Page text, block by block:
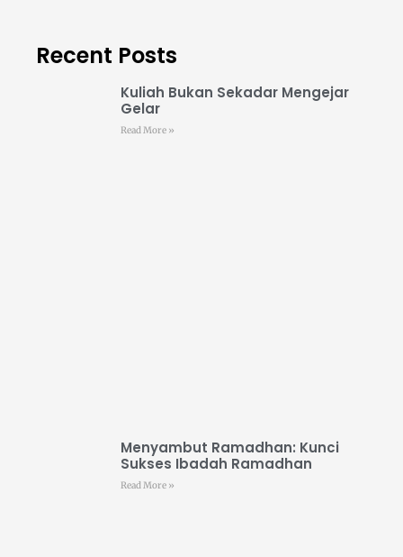
Recent Posts
Kuliah Bukan Sekadar Mengejar
Gelar
Read More »
Menyambut Ramadhan: Kunci
Sukses Ibadah Ramadhan
Read More »